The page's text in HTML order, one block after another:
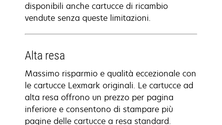
disponibili anche cartucce di ricambio
vendute senza queste limitazioni.
Alta resa
Massimo risparmio e qualità eccezionale con
le cartucce Lexmark originali. Le cartucce ad
alta resa offrono un prezzo per pagina
inferiore e consentono di stampare più
pagine delle cartucce a resa standard.